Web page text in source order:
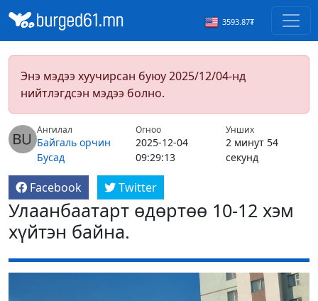
3593.87₮
Энэ мэдээ хуучирсан буюу 2025/12/04-нд
нийтлэгдсэн мэдээ болно.
Ангилал
Байгаль орчин
Бусад
Огноо
2025-12-04
09:29:13
Унших
2 минут 54
секунд
Facebook Twitter
Улаанбаатарт өдөртөө 10-12 хэм
хүйтэн байна.